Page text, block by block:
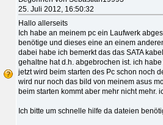
25. Juli 2012, 16:50:32
Hallo allerseits
Ich habe an meinem pc ein Laufwerk
benötige und dieses eine an einem
dabei habe ich bemerkt das das SATA
gehaltne hat d.h. abgebrochen ist. ich
jetzt wird beim starten des Pc schon noch
wird nur noch das bild von meinem asus
beim starten kommt aber mehr nicht mehr.
Ich bitte um schnelle hilfe da dateien